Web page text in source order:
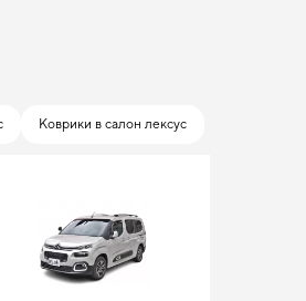
Коврики в салон лексус